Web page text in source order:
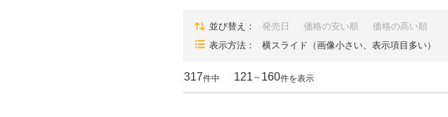
並び替え 発売日 価格の安い順
価格の高い順
表示方法
横スライド（画像小さい、表示項目多い）
317件中 121 ～ 160件を表示